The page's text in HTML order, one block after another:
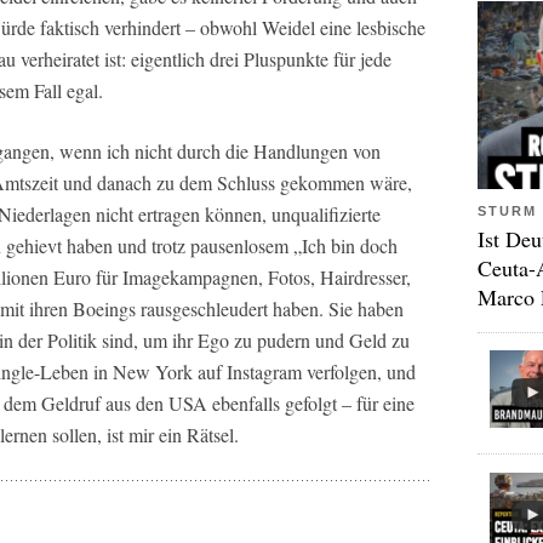
faktisch verhindert – obwohl Weidel eine lesbische
verheiratet ist: eigentlich drei Pluspunkte für jede
Fall egal.
wenn ich nicht durch die Handlungen von
und danach zu dem Schluss gekommen wäre,
nicht ertragen können, unqualifizierte
haben und trotz pausenlosem „Ich bin doch
Euro für Imagekampagnen, Fotos, Hairdresser,
ihren Boeings rausgeschleudert haben. Sie haben
der Politik sind, um ihr Ego zu pudern und Geld zu
Leben in New York auf Instagram verfolgen, und
Geldruf aus den USA ebenfalls gefolgt – für eine
sollen, ist mir ein Rätsel.
STURM
Ist
Marco